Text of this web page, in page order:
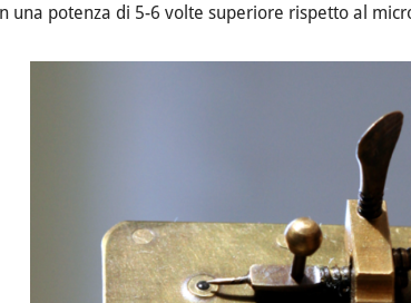
una potenza di 5-6 volte superiore rispetto al